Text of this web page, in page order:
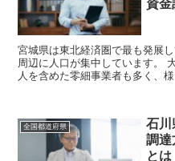
資金
宮城県は東北経済圏で最も発展
周辺に人口が集中しています。
人を含めた零細事業者も多く、
全国都道府県
石川
調達
とは